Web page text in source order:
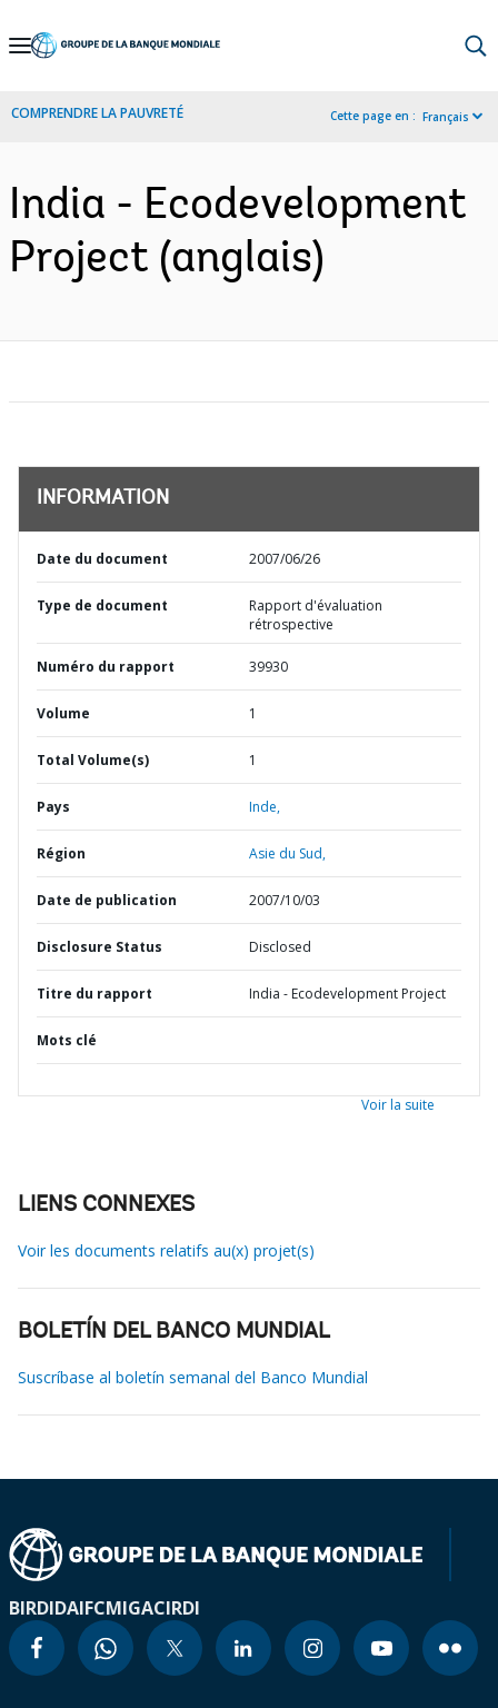
Skip
Navigation
COMPRENDRE LA PAUVRETÉ Cette page en : Français
India - Ecodevelopment
Project (anglais)
INFORMATION
Date du document 2007/06/26
Type de document
Rapport d'évaluation
rétrospective
Numéro du rapport 39930
Volume 1
Total Volume(s) 1
Pays Inde,
Région Asie du Sud,
Date de publication 2007/10/03
Disclosure Status Disclosed
Titre du rapport India - Ecodevelopment Project
Mots clé
Voir la suite
LIENS CONNEXES
Voir les documents relatifs au(x) projet(s)
BOLETÍN DEL BANCO MUNDIAL
Suscríbase al boletín semanal del Banco Mundial
BIRDIDAIFCMIGACIRDI